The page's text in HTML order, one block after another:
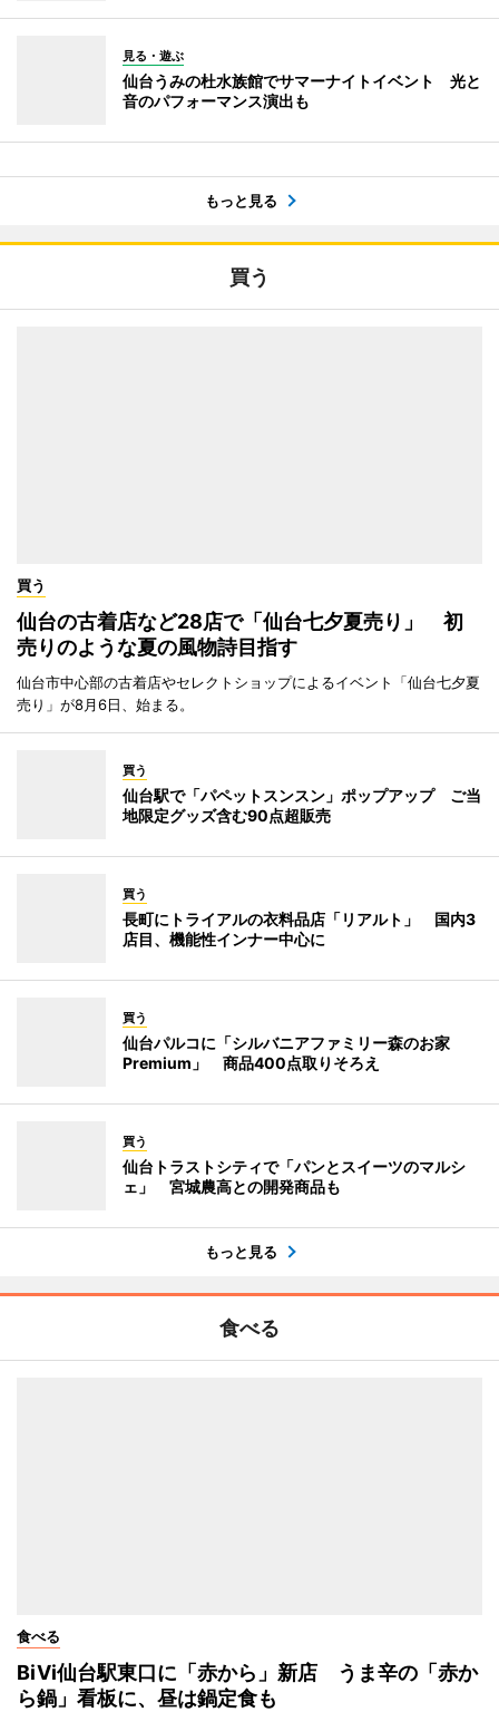
見る・遊ぶ
仙台うみの杜水族館でサマーナイトイベント 光と
音のパフォーマンス演出も
もっと見る
買う
買う
仙台の古着店など28店で「仙台七夕夏売り」 初
売りのような夏の風物詩目指す
仙台市中心部の古着店やセレクトショップによるイベント「仙台七夕夏
売り」が8月6日、始まる。
買う
仙台駅で「パペットスンスン」ポップアップ ご当
地限定グッズ含む90点超販売
買う
長町にトライアルの衣料品店「リアルト」 国内3
店目、機能性インナー中心に
買う
仙台パルコに「シルバニアファミリー森のお家
Premium」 商品400点取りそろえ
買う
仙台トラストシティで「パンとスイーツのマルシ
ェ」 宮城農高との開発商品も
もっと見る
食べる
食べる
BiVi仙台駅東口に「赤から」新店 うま辛の「赤か
ら鍋」看板に、昼は鍋定食も